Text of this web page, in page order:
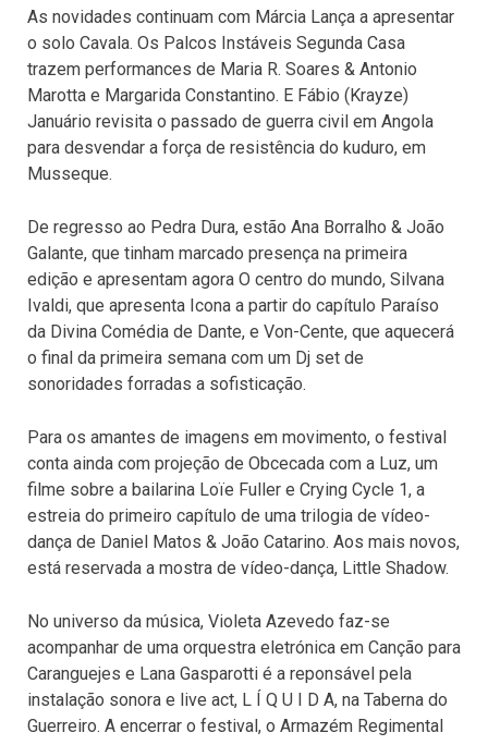
As novidades continuam com Márcia Lança a apresentar
o solo Cavala. Os Palcos Instáveis Segunda Casa
trazem performances de Maria R. Soares & Antonio
Marotta e Margarida Constantino. E Fábio (Krayze)
Januário revisita o passado de guerra civil em Angola
para desvendar a força de resistência do kuduro, em
Musseque.
De regresso ao Pedra Dura, estão Ana Borralho & João
Galante, que tinham marcado presença na primeira
edição e apresentam agora O centro do mundo, Silvana
Ivaldi, que apresenta Icona a partir do capítulo Paraíso
da Divina Comédia de Dante, e Von-Cente, que aquecerá
o final da primeira semana com um Dj set de
sonoridades forradas a sofisticação.
Para os amantes de imagens em movimento, o festival
conta ainda com projeção de Obcecada com a Luz, um
filme sobre a bailarina Loïe Fuller e Crying Cycle 1, a
estreia do primeiro capítulo de uma trilogia de vídeo-
dança de Daniel Matos & João Catarino. Aos mais novos,
está reservada a mostra de vídeo-dança, Little Shadow.
No universo da música, Violeta Azevedo faz-se
acompanhar de uma orquestra eletrónica em Canção para
Caranguejes e Lana Gasparotti é a reponsável pela
instalação sonora e live act, L Í Q U I D A, na Taberna do
Guerreiro. A encerrar o festival, o Armazém Regimental